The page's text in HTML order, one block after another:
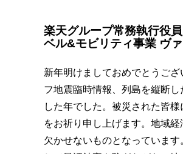
楽天グループ常務執行役
ベル&モビリティ事業 ヴ
新年明けましておめでとうご
フ地震臨時情報、列島を縦断
した年でした。被災された皆
をお祈り申し上げます。地域
欠かせないものとなっていま